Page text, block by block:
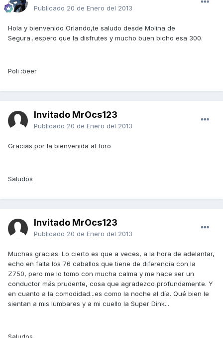
Publicado 20 de Enero del 2013
Hola y bienvenido Orlando,te saludo desde Molina de
Segura...espero que la disfrutes y mucho buen bicho esa 300.
Poli :beer
Invitado MrOcs123
Publicado 20 de Enero del 2013
Gracias por la bienvenida al foro
Saludos
Invitado MrOcs123
Publicado 20 de Enero del 2013
Muchas gracias. Lo cierto es que a veces, a la hora de adelantar,
echo en falta los 76 caballos que tiene de diferencia con la
Z750, pero me lo tomo con mucha calma y me hace ser un
conductor más prudente, cosa que agradezco profundamente. Y
en cuanto a la comodidad...es como la noche al día. Qué bien le
sientan a mis lumbares y a mi cuello la Super Dink...